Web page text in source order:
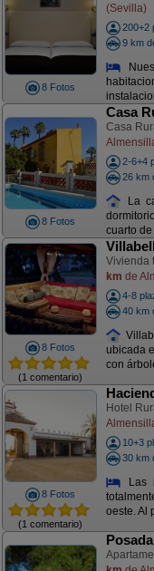
8 Fotos
(Sevilla)
200+2
9 km
8 Fotos
Casa
Casa
2-6+4
26 km
La
cuarto
8 Fotos
(1 comentario)
Vivienda
km de
4-8
40 km
ubicada
con
8 Fotos
(1 comentario)
Hotel
10+3
30 km
Las
oeste. Al